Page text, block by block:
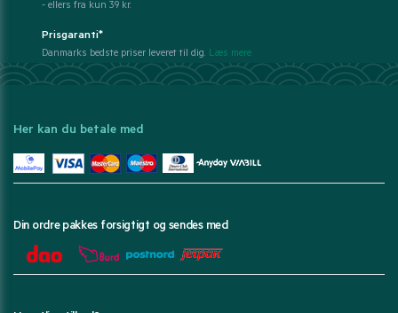
- ellers fra kun 39 kr.
Prisgaranti*
Danmarks bedste priser leveret til dig. Læs mere
Her kan du betale med
Din ordre pakkes forsigtigt og sendes med